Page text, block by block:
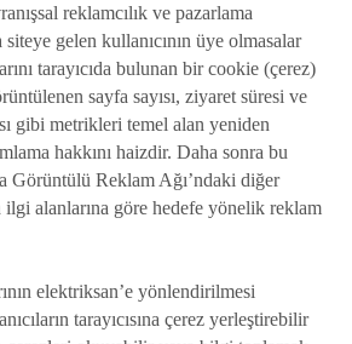
reklamcılık ve pazarlama
gelen kullanıcının üye olmasalar
tarayıcıda bulunan bir cookie (çerez)
sayfa sayısı, ziyaret süresi ve
gibi metrikleri temel alan yeniden
hakkını haizdir. Daha sonra bu
Görüntülü Reklam Ağı’ndaki diğer
ilgi alanlarına göre hedefe yönelik reklam
elektriksan’e yönlendirilmesi
tarayıcısına çerez yerleştirebilir